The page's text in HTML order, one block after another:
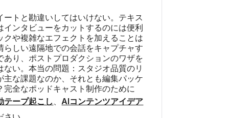
ートと勘違いしてはいけない。テキス
インタビューをカットするのには便利
クや複雑なエフェクトを加えることは
らしい遠隔地での会話をキャプチャす
あり、ポストプロダクションのワザを
い。本当の問題：スタジオ品質のリ
主な課題なのか、それとも編集パッケ
完全なポッドキャスト制作のために
テープ起こし
AIコンテンツアイデア